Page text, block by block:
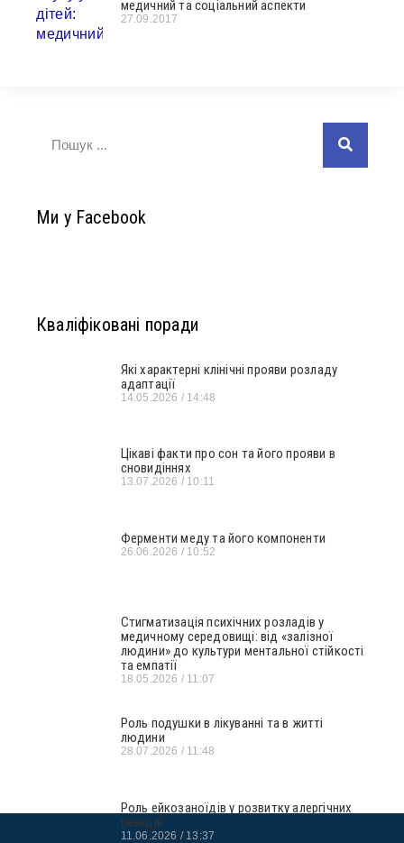
медичний та соціальний аспекти
27.09.2017
Ми у Facebook
Кваліфіковані поради
Які характерні клінічні прояви розладу
адаптації
14.05.2026 14:48
Цікаві факти про сон та його прояви в
сновидіннях
13.07.2026 10:11
Ферменти меду та його компоненти
26.06.2026 10:52
Стигматизація психічних розладів у
медичному середовищі: від «залізної
людини» до культури ментальної стійкості
та емпатії
18.05.2026 11:07
Роль подушки в лікуванні та в житті
людини
28.07.2026 11:48
Роль ейкозаноїдів у розвитку алергічних
реакцій
11.06.2026 13:37